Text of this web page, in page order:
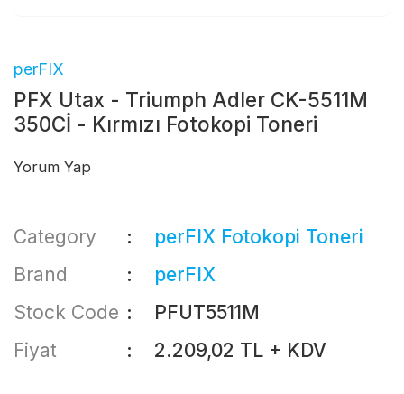
perFIX
PFX Utax - Triumph Adler CK-5511M
350Cİ - Kırmızı Fotokopi Toneri
Yorum Yap
Category
perFIX Fotokopi Toneri
Brand
perFIX
Stock Code
PFUT5511M
Fiyat
2.209,02 TL + KDV